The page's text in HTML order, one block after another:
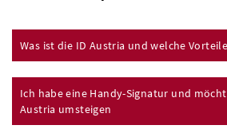
Was ist die ID Austria und welche
Ich habe eine Handy-Signatur und
Austria umsteigen